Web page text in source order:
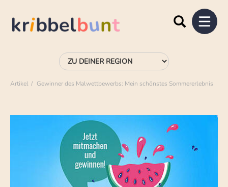
Artikel Gewinner des Malwettbewerbs: Mein schönstes Sommererlebnis